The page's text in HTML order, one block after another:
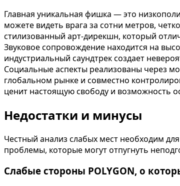
Главная уникальная фишка — это
можете видеть врага за сотни метров,
стилизованный арт-дирекшн, который
Звуковое сопровождение находится на
индустриальный саундтрек создает
Социальные аспекты реализованы через
глобальном рынке и совместно
ценит настоящую свободу и возможность
Недостатки и минусы
Честный анализ слабых мест необходим
проблемы, которые могут отпугнуть
Слабые стороны POLYGON, о